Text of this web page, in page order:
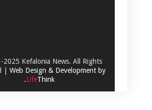
Kefalonia News. All Rights
| Web Design & Development by
.LifeThink